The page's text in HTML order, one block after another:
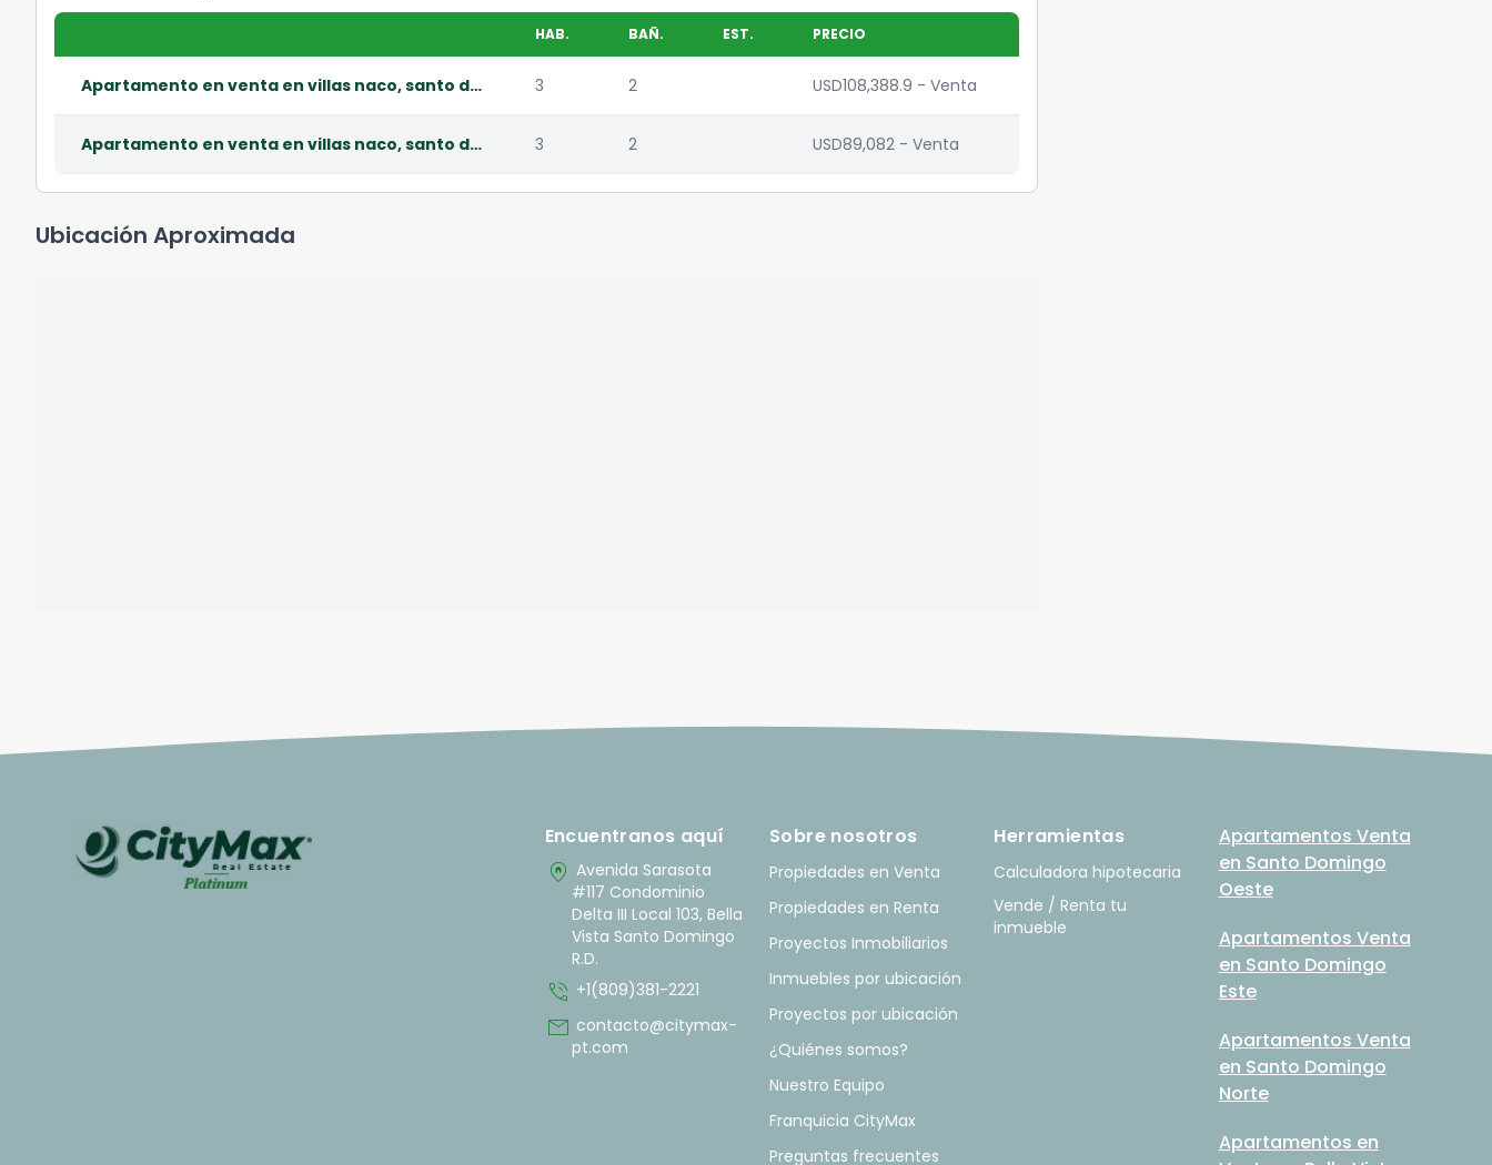
HAB. BAÑ. EST. PRECIO
Apartamento en venta en villas naco, santo domingo oeste 3 2 USD108,388.9 - Venta
Apartamento en venta en villas naco, santo domingo oeste 3 2 USD89,082 - Venta
Ubicación Aproximada
Encuentranos aquí
home_pin Avenida Sarasota
#117 Condominio
Delta III Local 103, Bella
Vista Santo Domingo
R.D.
phone_in_talk +1(809)381-2221
mail contacto@citymax-
pt.com
Sobre nosotros
Propiedades en Venta
Propiedades en Renta
Proyectos Inmobiliarios
Inmuebles por ubicación
Proyectos por ubicación
¿Quiénes somos?
Nuestro Equipo
Franquicia CityMax
Preguntas frecuentes
Herramientas
Calculadora hipotecaria
Vende / Renta tu
inmueble
Apartamentos Venta
en Santo Domingo
Oeste
Apartamentos Venta
en Santo Domingo
Este
Apartamentos Venta
en Santo Domingo
Norte
Apartamentos en